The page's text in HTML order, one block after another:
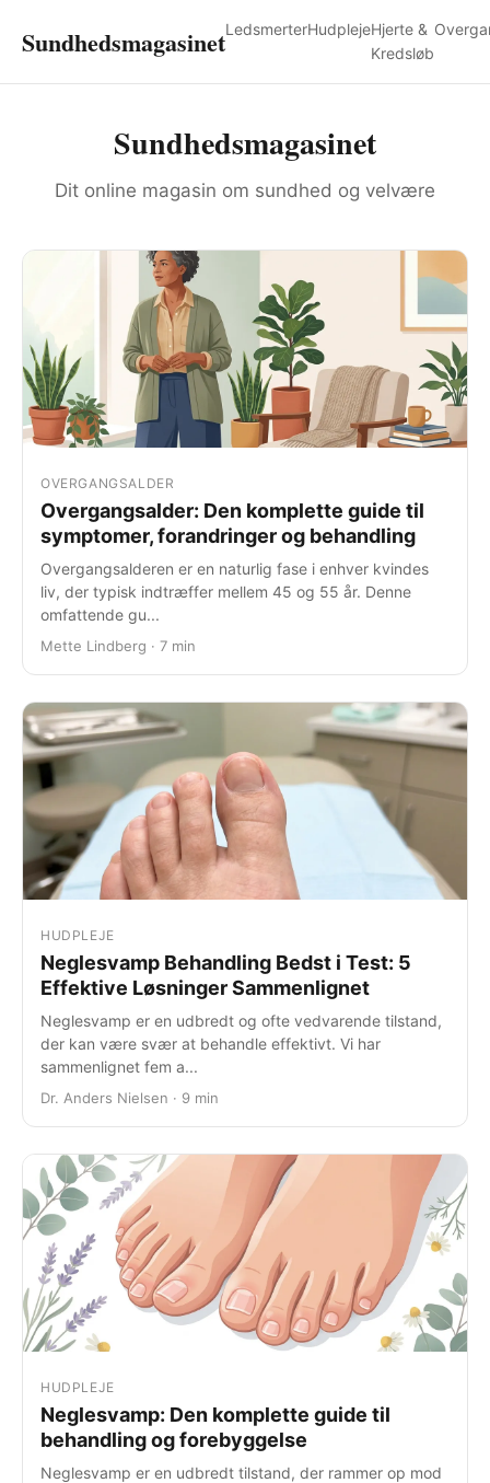
SundhedsmagasinetLedsmerterHudplejeHjerte &
Kredsløb
Sundhedsmagasinet
Dit online magasin om sundhed og velvære
OVERGANGSALDER
Overgangsalder: Den komplette guide til
symptomer, forandringer og behandling
Overgangsalderen er en naturlig fase i enhver kvindes
liv, der typisk indtræffer mellem 45 og 55 år. Denne
omfattende gu...
Mette Lindberg · 7 min
HUDPLEJE
Neglesvamp Behandling Bedst i Test: 5
Effektive Løsninger Sammenlignet
Neglesvamp er en udbredt og ofte vedvarende tilstand,
der kan være svær at behandle effektivt. Vi har
sammenlignet fem a...
Dr. Anders Nielsen · 9 min
HUDPLEJE
Neglesvamp: Den komplette guide til
behandling og forebyggelse
Neglesvamp er en udbredt tilstand, der rammer op mod